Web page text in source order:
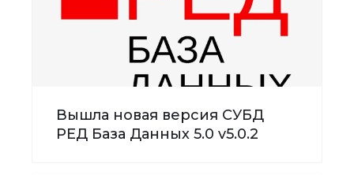
Вышла новая версия СУБД
РЕД База Данных 5.0 v5.0.2